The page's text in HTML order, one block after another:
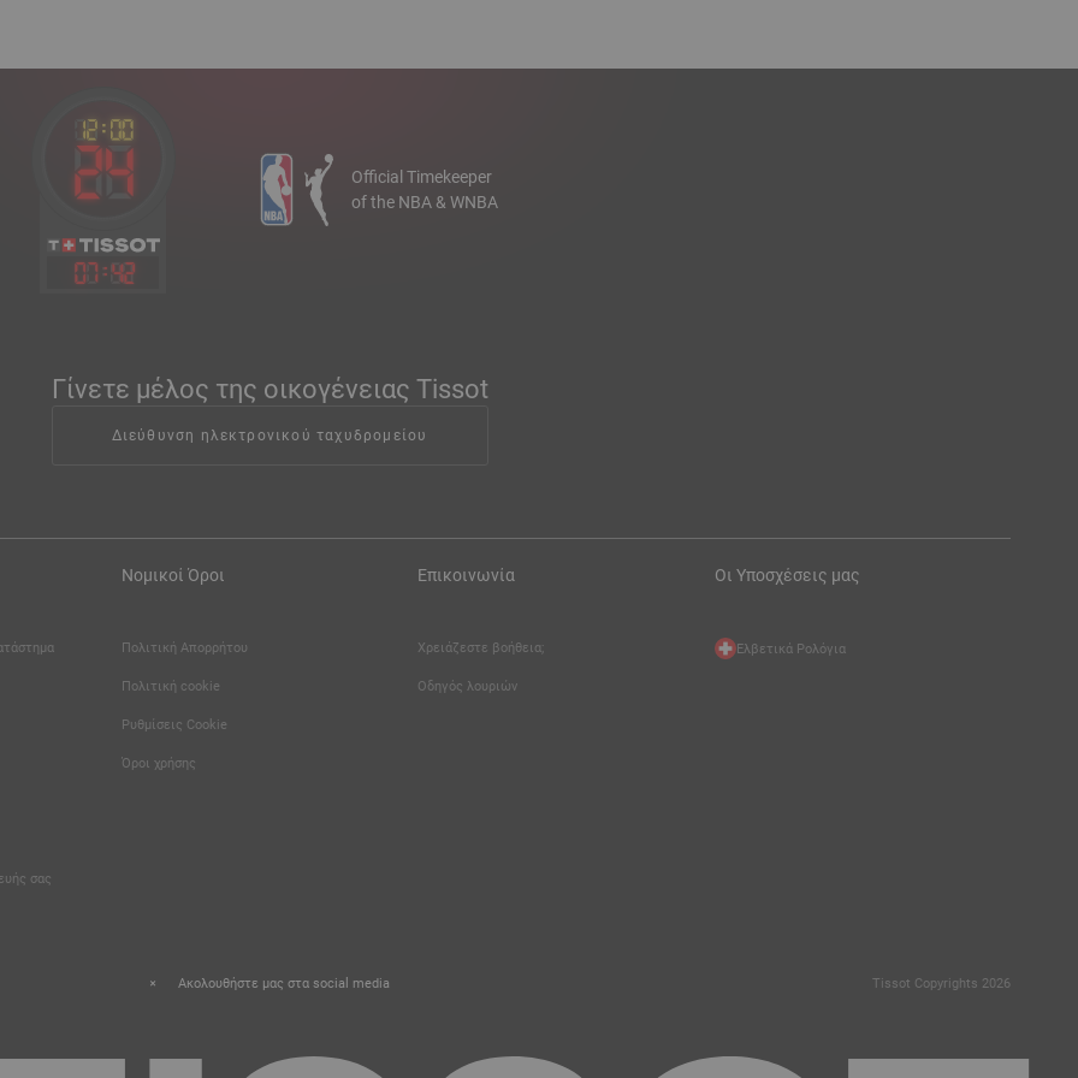
07:42
Official Timekeeper
of the NBA & WNBA
Γίνετε μέλος της οικογένειας Tissot
Διεύθυνση ηλεκτρονικού ταχυδρομείου
σας
Νομικοί Όροι
Πολιτική Απορρήτου
Πολιτική cookie
Ρυθμίσεις Cookie
Όροι χρήσης
Επικοινωνία
Χρειάζεστε βοήθεια;
Οδηγός λουριών
Οι Υποσχέσεις μας
Ελβετικά Ρολόγια
Ακολουθήστε μας στα social media Tissot Copyrights 2026